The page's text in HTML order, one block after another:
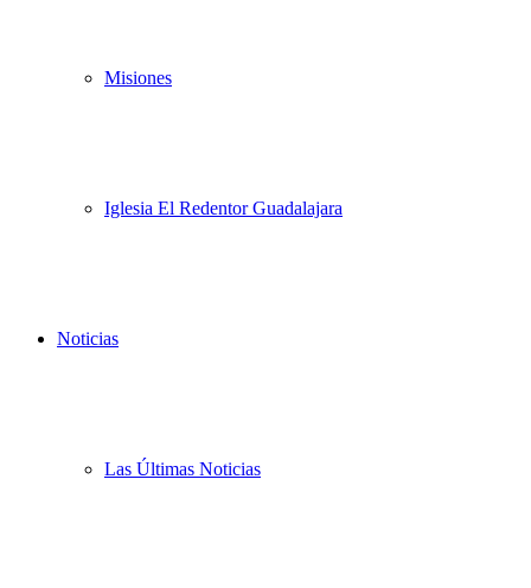
Misiones
Iglesia El Redentor Guadalajara
Noticias
Las Últimas Noticias